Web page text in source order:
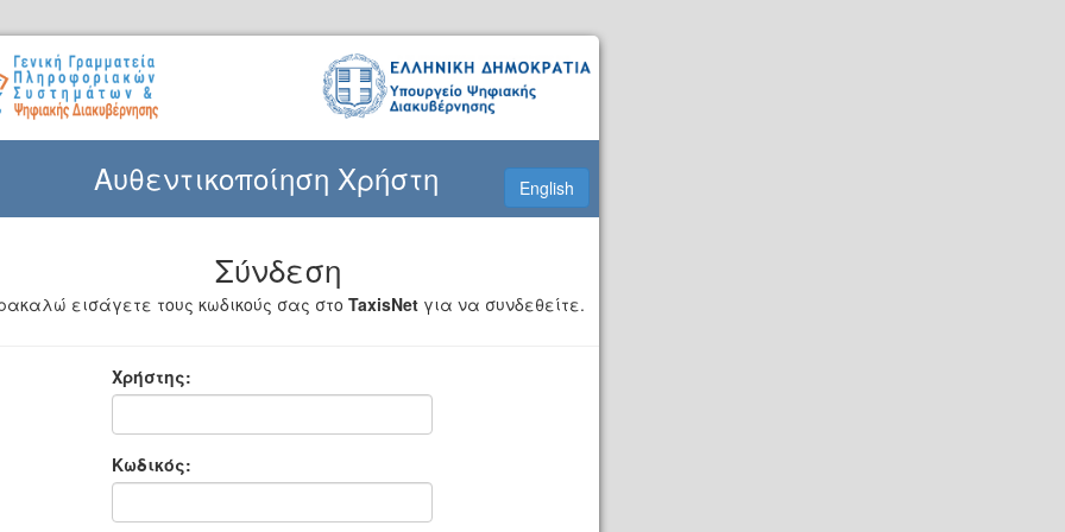
Αυθεντικοποίηση Χρήστη English
Σύνδεση
εισάγετε τους κωδικούς σας στο TaxisNetγια να συνδεθείτε.
Χρήστης:
Κωδικός: